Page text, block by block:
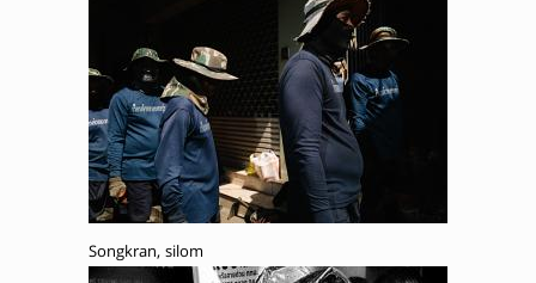
Songkran, silom